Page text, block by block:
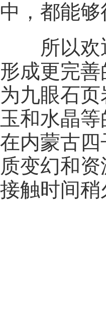
中，都能
所以欢
形成更完
为九眼石
玉和水晶
在内蒙古
质变幻和
接触时间